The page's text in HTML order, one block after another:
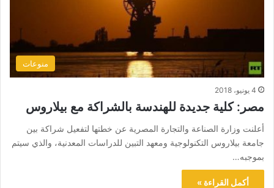
منوعات
4 يونيو، 2018
مصر: كلية جديدة للهندسة بالشراكة مع بيلاروس
أعلنت وزارة الصناعة والتجارة المصرية عن خطتها لتفعيل شراكة بين
جامعة بيلاروس التكنولوجية ومعهد التبين للدراسات المعدنية، والذي سيتم
بموجبه…
أكمل القراءة »